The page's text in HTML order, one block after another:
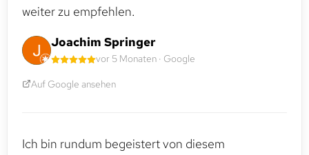
weiter zu empfehlen.
Joachim Springer
vor 5 Monaten · Google
Auf Google ansehen
Ich bin rundum begeistert von diesem